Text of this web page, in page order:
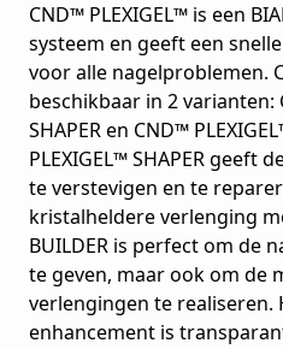
CND™ PLEXIGEL™ is een
systeem en geeft een
voor alle nagelproblemen.
beschikbaar in 2 varianten:
SHAPER en CND™
PLEXIGEL™ SHAPER geeft
te verstevigen en te
kristalheldere verlenging
BUILDER is perfect om de
te geven, maar ook om de
verlengingen te realiseren.
enhancement is